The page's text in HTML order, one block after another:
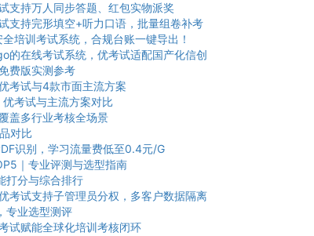
支持万人同步答题、红包实物派奖
支持完形填空+听力口语，批量组卷补考
培训考试系统，合规台账一键导出！
的在线考试系统，优考试适配国产化信创
费版实测参考
考试与4款市面主流方案
考试与主流方案对比
盖多行业考核全场景
对比
识别，学习流量费低至0.4元/G
｜专业评测与选型指南
打分与综合排行
考试支持子管理员分权，多客户数据隔离
专业选型测评
试赋能全球化培训考核闭环